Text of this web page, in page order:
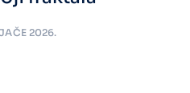
2026.